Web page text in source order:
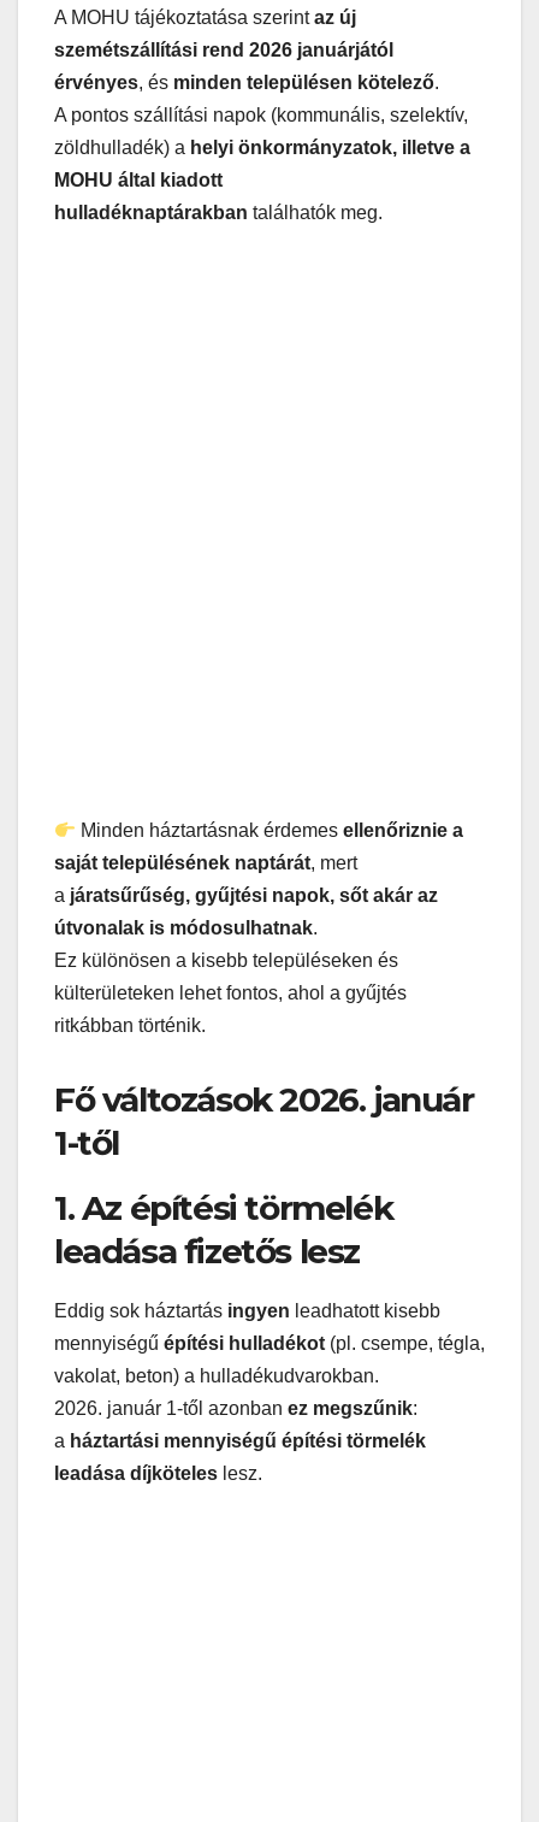
A MOHU tájékoztatása szerintaz új
szemétszállítási rend 2026 januárjától
érvényes, és minden településen kötelező.
A pontos szállítási napok (kommunális, szelektív,
zöldhulladék) a helyi önkormányzatok, illetve a
MOHU által kiadott
hulladéknaptárakban találhatók meg.
Minden háztartásnak érdemesellenőriznie a
saját településének naptárát, mert
a járatsűrűség, gyűjtési napok, sőt akár az
útvonalak is módosulhatnak.
Ez különösen a kisebb településeken és
külterületeken lehet fontos, ahol a gyűjtés
ritkábban történik.
Fő változások 2026. január
1-től
1. Az építési törmelék
leadása fizetős lesz
Eddig sok háztartás ingyen leadhatott kisebb
mennyiségű építési hulladékot (pl. csempe, tégla,
vakolat, beton) a hulladékudvarokban.
2026. január 1-től azonban ez megszűnik:
a háztartási mennyiségű építési törmelék
leadása díjköteles lesz.